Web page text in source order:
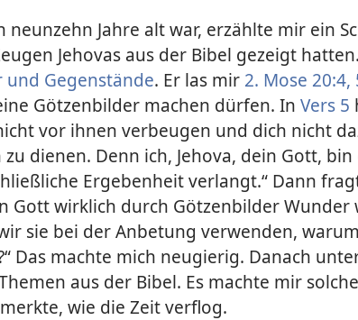
neunzehn Jahre alt war, erzählte mir ein
Jehovas aus der Bibel gezeigt
und Gegenstände. Er las mir 2. Mose 20:4,
Götzenbilder machen dürfen. In Vers 5
vor ihnen verbeugen und dich nicht
zu dienen. Denn ich, Jehova, dein Gott,
Ergebenheit verlangt.“ Dann
Gott wirklich durch Götzenbilder
sie bei der Anbetung verwenden,
Das machte mich neugierig. Danach
aus der Bibel. Es machte mir
wie die Zeit verflog.